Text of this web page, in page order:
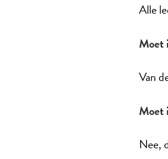
Alle
Moet
Van
Moet
Nee,